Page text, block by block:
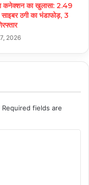
कनेक्शन का खुलासा: 2.49
ठगी का भंडाफोड़, 3
2026
Required fields are